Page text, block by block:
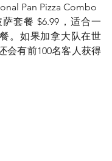
Pan Pizza Combo
萨套餐 $6.99，适合一
。如果加拿大队在世
会有前100名客人获得